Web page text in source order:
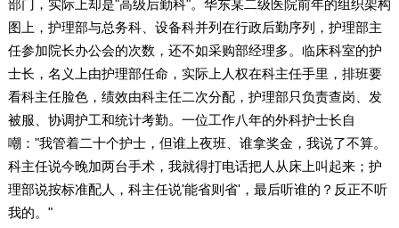
部门，实际上却是"高级后勤科"。华东某二级医院前年的组织架构
图上，护理部与总务科、设备科并列在行政后勤序列，护理部主
任参加院长办公会的次数，还不如采购部经理多。临床科室的护
士长，名义上由护理部任命，实际上人权在科主任手里，排班要
看科主任脸色，绩效由科主任二次分配，护理部只负责查岗、发
被服、协调护工和统计考勤。一位工作八年的外科护士长自
嘲："我管着二十个护士，但谁上夜班、谁拿奖金，我说了不算。
科主任说今晚加两台手术，我就得打电话把人从床上叫起来；护
理部说按标准配人，科主任说'能省则省'，最后听谁的？反正不听
我的。"